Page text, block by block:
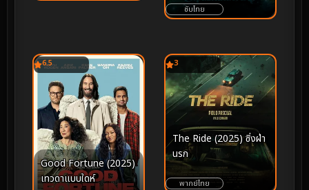
ซับไทย
6.5
Good Fortune (2025)
เทวดาแบบใดห์
3
The Ride (2025) ซิ่งฝ่า
นรก
พากย์ไทย